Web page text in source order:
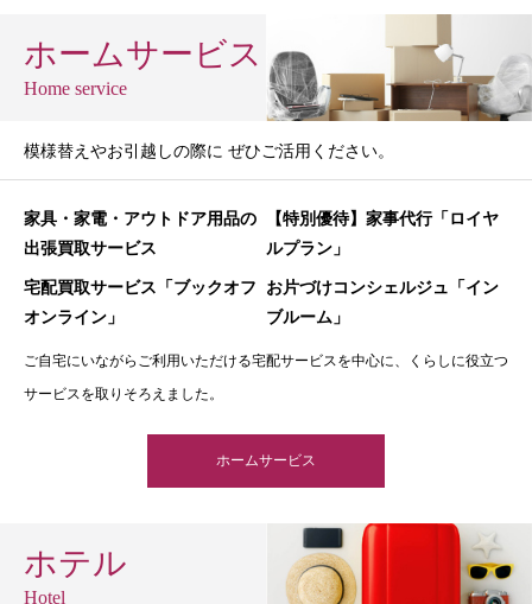
ホームサービス
Home service
模様替えやお引越しの際に ぜひご活用ください。
家具・家電・アウトドア用品の
出張買取サービス
【特別優待】家事代行「ロイヤ
ルプラン」
宅配買取サービス「ブックオフ
オンライン」
お片づけコンシェルジュ「イン
ブルーム」
ご自宅にいながらご利用いただける宅配サービスを中心に、くらしに役立つ
サービスを取りそろえました。
ホームサービス
ホテル
Hotel